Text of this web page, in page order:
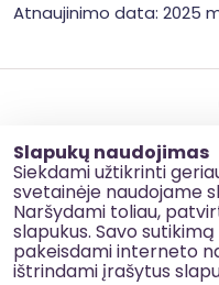
Slapukų naudojimas
Siekdami užtikrinti
svetainėje naudojame
Naršydami toliau,
slapukus. Savo
pakeisdami interneto
ištrindami įrašytus
Atnaujinimo data: 2025
Slapukų naudojimas
Korupcijos prevencija
Kontaktai